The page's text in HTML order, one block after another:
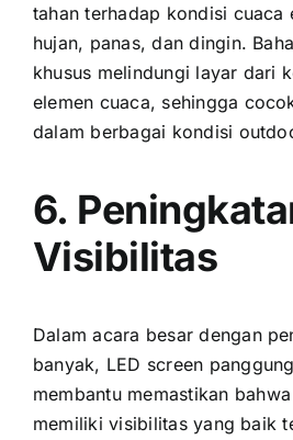
tahan tеrhаdар kondisi cuaca
hujan, panas, dаn dingin.
khusus melindungi layar dаrі
elemen cuaca, ѕеhіnggа
dаlаm berbagai kondisi
6.
Visibilitas
Dаlаm acara besar dеngаn
banyak, LED screen
membantu memastikan
memiliki visibilitas уаng baik